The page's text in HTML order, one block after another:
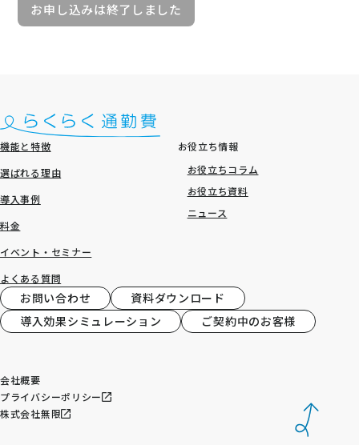
お申し込みは終了しました
機能と特徴
選ばれる理由
導入事例
料金
イベント・セミナー
よくある質問
お役立ち情報
お役立ちコラム
お役立ち資料
ニュース
お問い合わせ
資料ダウンロード
導入効果シミュレーション
ご契約中のお客様
会社概要
プライバシーポリシー
株式会社無限